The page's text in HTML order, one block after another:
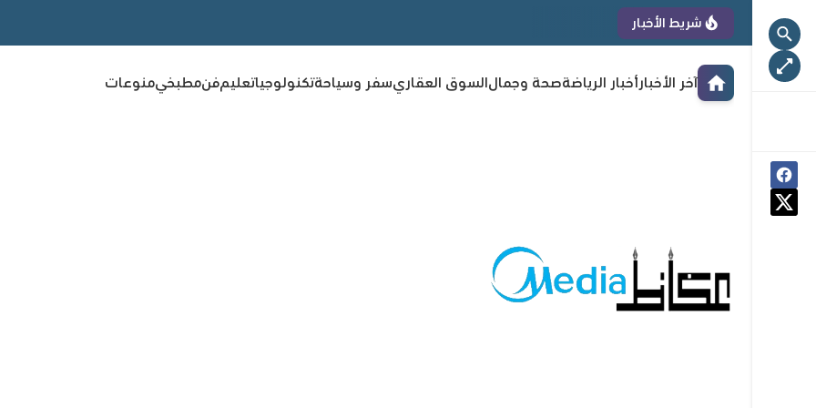
شريط الأخبار
آخر الأخبارأخبار الرياضةصحة وجمالالسوق العقاريسفر وسياحةتكنولوجياتعليمفنمطبخيمنوعات